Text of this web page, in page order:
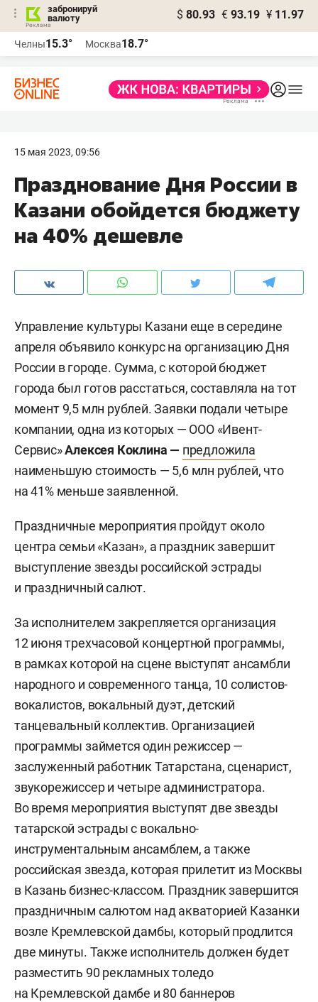
забронируй
валюту
$ 80.93 € 93.19 ¥ 11.97
Челны15.3° Москва18.7°
15 мая 2023, 09:56
Празднование Дня России в
Казани обойдется бюджету
на 40% дешевле
Управление культуры Казани еще в середине
апреля объявило конкурс на организацию Дня
России в городе. Сумма, с которой бюджет
города был готов расстаться, составляла на тот
момент 9,5 млн рублей. Заявки подали четыре
компании, одна из которых — ООО «Ивент-
Сервис»Алексея Коклина — предложила
наименьшую стоимость — 5,6 млн рублей, что
на 41% меньше заявленной.
Праздничные мероприятия пройдут около
центра семьи «Казан», а праздник завершит
выступление звезды российской эстрады
и праздничный салют.
За исполнителем закрепляется организация
12 июня трехчасовой концертной программы,
в рамках которой на сцене выступят ансамбли
народного и современного танца, 10 солистов-
вокалистов, вокальный дуэт, детский
танцевальный коллектив. Организацией
программы займется один режиссер —
заслуженный работник Татарстана, сценарист,
звукорежиссер и четыре администратора.
Во время мероприятия выступят две звезды
татарской эстрады с вокально-
инструментальным ансамблем, а также
российская звезда, которая прилетит из Москвы
в Казань бизнес-классом. Праздник завершится
праздничным салютом над акваторией Казанки
возле Кремлевской дамбы, который продлится
две минуты. Также исполнитель должен будет
разместить 90 рекламных толедо
на Кремлевской дамбе и 80 баннеров